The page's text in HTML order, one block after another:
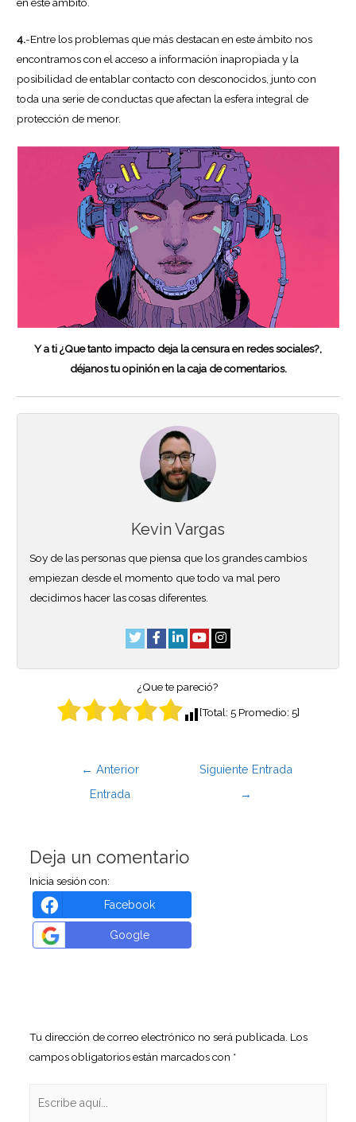
4.-Entre los problemas que más destacan en este ámbito nos
encontramos con el acceso a información inapropiada y la
posibilidad de entablar contacto con desconocidos, junto con
toda una serie de conductas que afectan la esfera integral de
protección de menor.
Y a ti ¿Que tanto impacto deja la censura en redes sociales?,
déjanos tu opinión en la caja de comentarios.
Kevin Vargas
Soy de las personas que piensa que los grandes cambios
empiezan desde el momento que todo va mal pero
decidimos hacer las cosas diferentes.
¿Que te pareció?
[Total: 5 Promedio: 5]
← Anterior
Entrada
Siguiente Entrada
→
Deja un comentario
Inicia sesión con:
Facebook
Google
Tu dirección de correo electrónico no será publicada. Los
campos obligatorios están marcados con *